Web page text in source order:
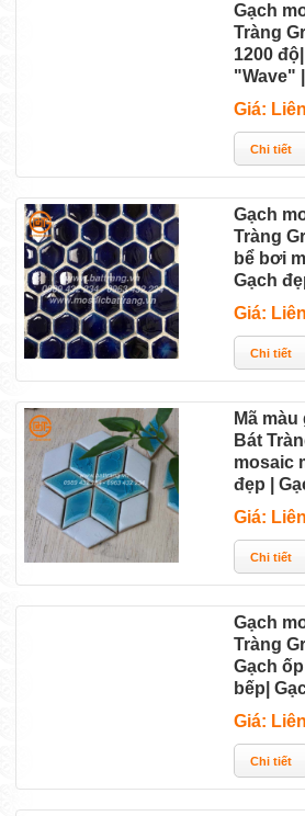
Gạch
Tràng
1200
"Wave"
Giá:
Gạch
Tràng
bể bơi
Gạch
Giá:
Mã
Bát
mosaic
đẹp |
Giá:
Gạch
Tràng
Gạch
bếp|
Giá: